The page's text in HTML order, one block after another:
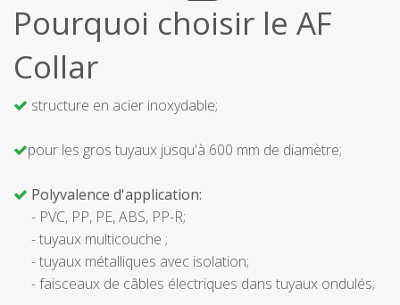
Pourquoi choisir le AF
Collar
structure en acier inoxydable;
pour les gros tuyaux jusqu'à 600 mm de diamètre;
Polyvalence d'application:
- PVC, PP, PE, ABS, PP-R;
- tuyaux multicouche ;
- tuyaux métalliques avec isolation;
- faisceaux de câbles électriques dans tuyaux ondulés;